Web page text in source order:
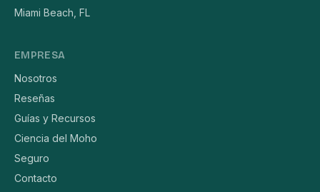
Miami Beach, FL
EMPRESA
Nosotros
Reseñas
Guías y Recursos
Ciencia del Moho
Seguro
Contacto